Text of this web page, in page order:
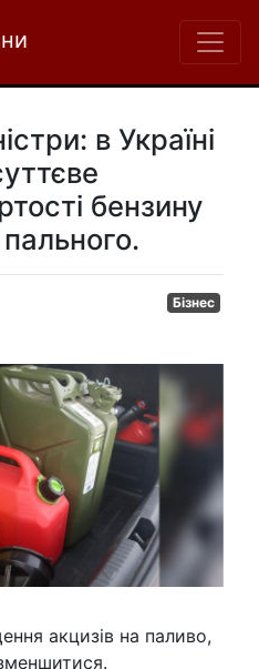
в Україні
бензину
Бізнес
акцизів на паливо,